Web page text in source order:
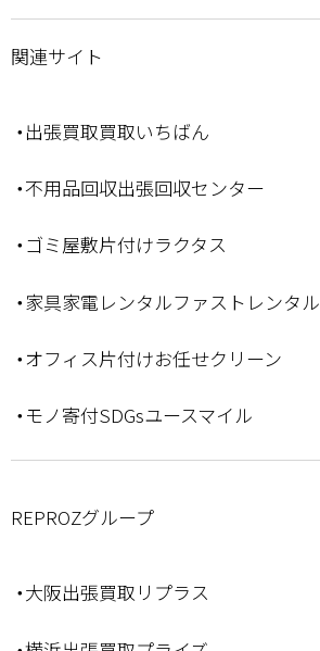
関連サイト
・出張買取買取いちばん
・不用品回収出張回収センター
・ゴミ屋敷片付けラクタス
・家具家電レンタルファストレンタル
・オフィス片付けお任せクリーン
・モノ寄付SDGsユースマイル
REPROZグループ
・大阪出張買取リプラス